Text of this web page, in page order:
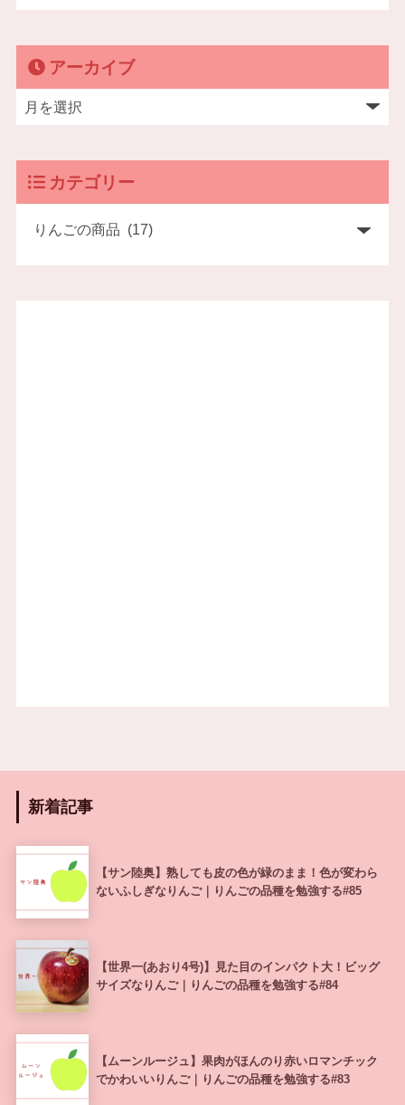
アーカイブ
カテゴリー
新着記事
【サン陸奥】熟しても皮の色が緑のまま！色が変わら
ないふしぎなりんご｜りんごの品種を勉強する#85
【世界一(あおり4号)】見た目のインパクト大！ビッグ
サイズなりんご｜りんごの品種を勉強する#84
【ムーンルージュ】果肉がほんのり赤いロマンチック
でかわいいりんご｜りんごの品種を勉強する#83